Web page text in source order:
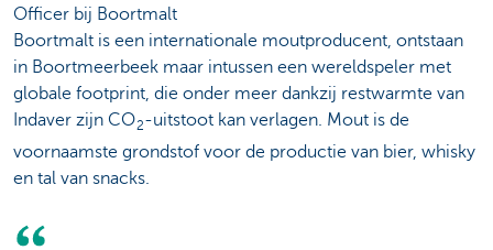
Officer bij Boortmalt
Boortmalt is een internationale moutproducent, ontstaan
in Boortmeerbeek maar intussen een wereldspeler met
globale footprint, die onder meer dankzij restwarmte van
Indaver zijn CO2-uitstoot kan verlagen. Mout is de
voornaamste grondstof voor de productie van bier, whisky
en tal van snacks.